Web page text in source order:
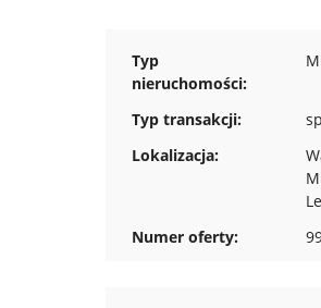
Typ
nieruchomości:
Typ transakcji:
Lokalizacja:
Numer oferty: